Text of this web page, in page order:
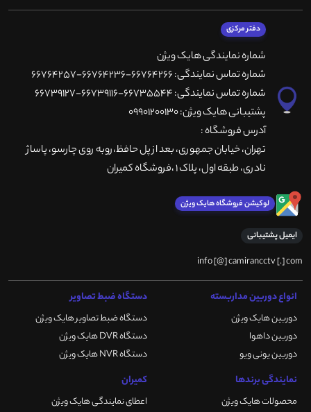
دفتر مرکزی
شماره نمایندگی هایک ویژن
شماره تماس نمایندگی: 66764266-66764236-66764257
شماره تماس نمایندگی: 66735544-66739116-66739127
پشتیبانی هایک ویژن: 09901200130
آدرس فروشگاه :
تهران، خيابان جمهوری، بعد از پل حافظ،روبه روی چارسو، پاساژ
نادری، طبقه اول، پلاک 1 ،فروشگاه کمیران
لوکیشن فروشگاه هایک ویژن
ایمیل پشتیبانی
info [@] camirancctv [.] com
انواع دوربین مداربسته
دوربین هایک ویژن
دوربین داهوا
دوربین یونی ویو
دستگاه ضبط تصاویر
دستگاه ضبط تصاویر هایک ویژن
دستگاه DVR هایک ویژن
دستگاه NVR هایک ویژن
نمایندگی برندها
محصولات هایک ویژن
کمیران
اعطای نمایندگی هایک ویژن